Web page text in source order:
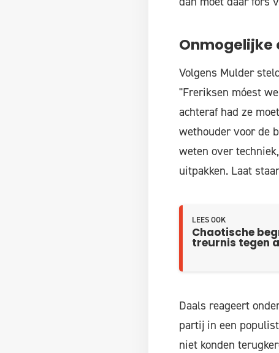
Onmogelijke
Volgens Mulder
"Freriksen móest
achteraf had ze
wethouder voor de
weten over
uitpakken. Laat
LEES OOK
Chaotische
treurnis tegen
Daals reageert
partij in een
niet konden